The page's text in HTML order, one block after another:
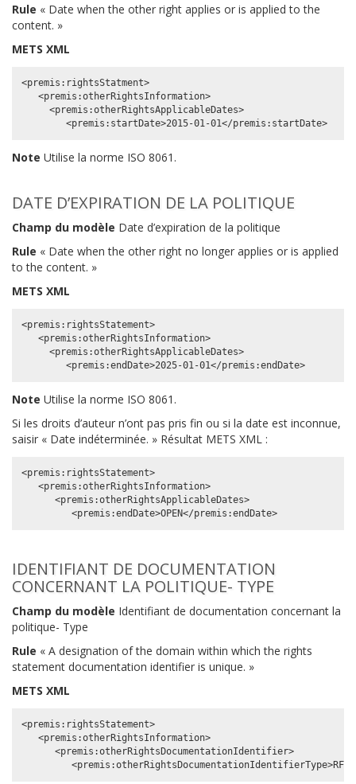
Rule « Date when the other right applies or is applied to the
content. »
METS XML
<premis:rightsStatment>
   <premis:otherRightsInformation>
     <premis:otherRightsApplicableDates>
Note Utilise la norme ISO 8061.
DATE D’EXPIRATION DE LA POLITIQUE
Champ du modèle Date d’expiration de la politique
Rule « Date when the other right no longer applies or is applied
to the content. »
METS XML
<premis:rightsStatement>
   <premis:otherRightsInformation>
     <premis:otherRightsApplicableDates>
Note Utilise la norme ISO 8061.
Si les droits d’auteur n’ont pas pris fin ou si la date est inconnue,
saisir « Date indéterminée. » Résultat METS XML :
<premis:rightsStatement>
   <premis:otherRightsInformation>
      <premis:otherRightsApplicableDates>
IDENTIFIANT DE DOCUMENTATION
CONCERNANT LA POLITIQUE- TYPE
Champ du modèle Identifiant de documentation concernant la
politique- Type
Rule « A designation of the domain within which the rights
statement documentation identifier is unique. »
METS XML
<premis:rightsStatement>
   <premis:otherRightsInformation>
      <premis:otherRightsDocumentationIdentifier>